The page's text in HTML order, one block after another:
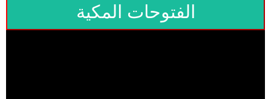
الفتوحات المكية